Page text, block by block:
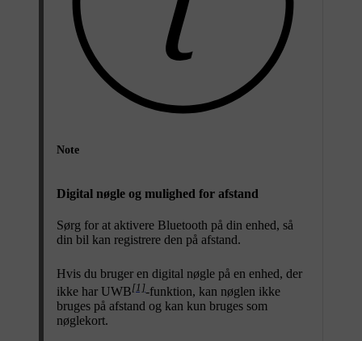
Note
Digital nøgle og mulighed for afstand
Sørg for at aktivere Bluetooth på din enhed, så
din bil kan registrere den på afstand.
Hvis du bruger en digital nøgle på en enhed, der
ikke har UWB[1]-funktion, kan nøglen ikke
bruges på afstand og kan kun bruges som
nøglekort.